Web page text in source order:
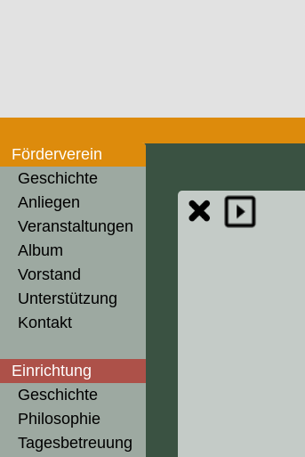
Förderverein
Geschichte
Anliegen
Veranstaltungen
Album
Vorstand
Unterstützung
Kontakt
Einrichtung
Geschichte
Philosophie
Tagesbetreuung